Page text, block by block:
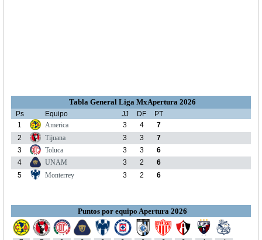
Tabla General Liga MxApertura 2026
Ps Equipo JJ DF
PT
1
America 3 4
7
2
Tijuana 3 3
7
3
Toluca 3 3
6
4
UNAM 3 2
6
5
Monterrey 3 2 6
Puntos por equipo Apertura 2026